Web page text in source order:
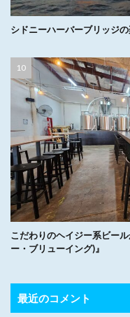
シドニーハーバーブリッジ
こだわりのヘイジー系ビー
ー・ブリューイング)』
最近のコメント